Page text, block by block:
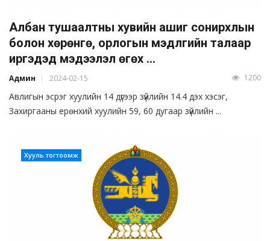
Албан тушаалтны хувийн ашиг сонирхлын
болон хөрөнгө, орлогын мэдүүлгийн талаар
иргэдэд мэдээлэл өгөх ...
Админ 2024-02-15 1200
Авлигын эсрэг хуулийн 14 дүгээр зүйлийн 14.4 дэх хэсэг,
Захиргааны ерөнхий хуулийн 59, 60 дугаар зүйлийн ...
Хууль тогтоомж